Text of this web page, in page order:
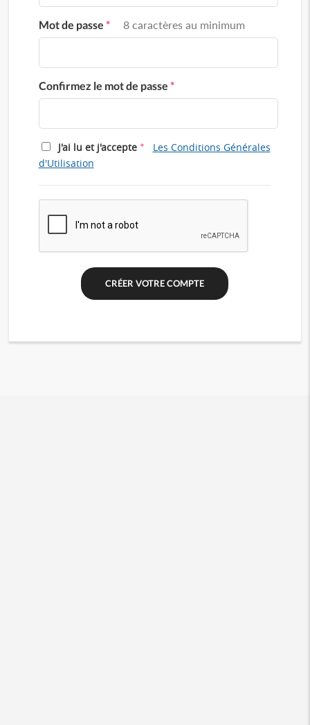
Mot de passe * 8 caractères au minimum
Confirmez le mot de passe *
J'ai lu et j'accepte *
Les Conditions Générales
d'Utilisation